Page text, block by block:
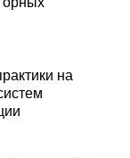
на